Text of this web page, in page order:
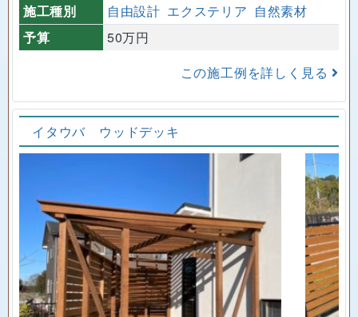
施工種別
自由設計 エクステリア 自然素材
予算
50万円
この施工例を詳しく見る
イタウバ ウッドデッキ